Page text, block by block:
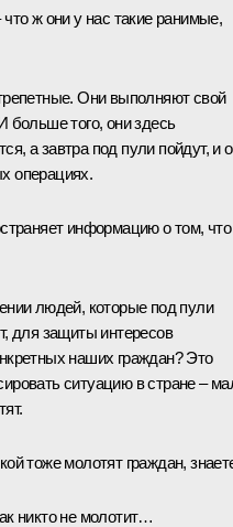
ж они у нас такие ранимые,
Они выполняют свой
больше того, они здесь
а завтра под пули пойдут, и
операциях.
информацию о том, что
людей, которые под пули
для защиты интересов
наших граждан? Это
ситуацию в стране –
тоже молотят граждан,
никто не молотит…